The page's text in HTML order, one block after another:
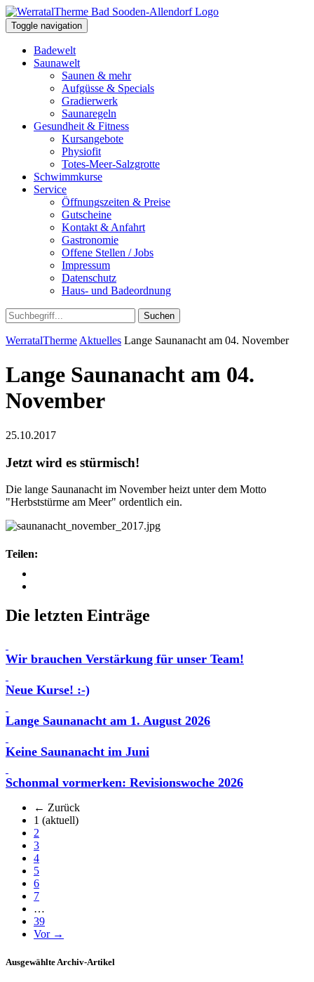
Toggle navigation
Badewelt
Saunawelt
Saunen & mehr
Aufgüsse & Specials
Gradierwerk
Saunaregeln
Gesundheit & Fitness
Kursangebote
Physiofit
Totes-Meer-Salzgrotte
Schwimmkurse
Service
Öffnungszeiten & Preise
Gutscheine
Kontakt & Anfahrt
Gastronomie
Offene Stellen / Jobs
Impressum
Datenschutz
Haus- und Badeordnung
Suchen
WerratalTherme Aktuelles Lange Saunanacht am 04. November
Lange Saunanacht am 04.
November
25.10.2017
Jetzt wird es stürmisch!
Die lange Saunanacht im November heizt unter dem Motto
"Herbststürme am Meer" ordentlich ein.
Teilen:
Die letzten Einträge
Wir brauchen Verstärkung für unser Team!
Neue Kurse! :-)
Lange Saunanacht am 1. August 2026
Keine Saunanacht im Juni
Schonmal vormerken: Revisionswoche 2026
← Zurück
1 (aktuell)
2
3
4
5
6
7
…
39
Vor →
Ausgewählte Archiv-Artikel